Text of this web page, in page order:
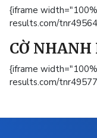
{iframe
results.com/
CỜ NHANH
{iframe
results.com/